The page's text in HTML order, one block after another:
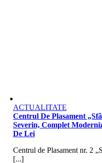
ACTUALITATE
Centrul De Plasament
Severin, Complet
De Lei
Centrul de Plasament nr. 2
[...]